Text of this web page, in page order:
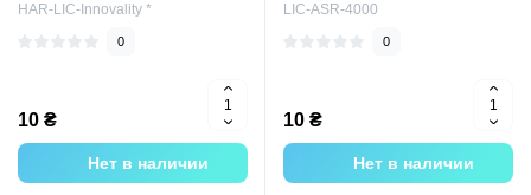
HAR-LIC-Innovality *
0
10 ₴
Нет в наличии
LIC-ASR-4000
0
10 ₴
Нет в наличии